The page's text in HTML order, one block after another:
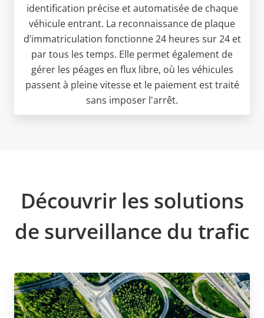
identification précise et automatisée de chaque
véhicule entrant. La reconnaissance de plaque
d’immatriculation fonctionne 24 heures sur 24 et
par tous les temps. Elle permet également de
gérer les péages en flux libre, où les véhicules
passent à pleine vitesse et le paiement est traité
sans imposer l'arrêt.
Découvrir les solutions
de surveillance du trafic